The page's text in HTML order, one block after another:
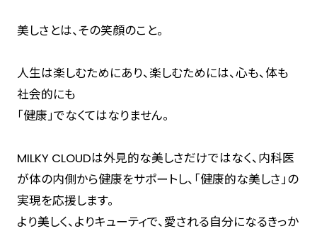
美しさとは、その笑顔のこと。
人生は楽しむためにあり、楽しむためには、心も、体も
社会的にも
「健康」でなくてはなりません。
MILKY CLOUDは外見的な美しさだけではなく、内科医
が体の内側から健康をサポートし、「健康的な美しさ」の
実現を応援します。
より美しく、よりキューティで、愛される自分になるきっか